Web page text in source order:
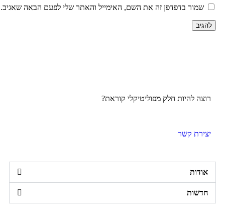
בדפדפן זה את השם, האימייל והאתר שלי לפעם הבאה שאגיב.
להיות חלק מפוליטיקלי קוראת?
קשר